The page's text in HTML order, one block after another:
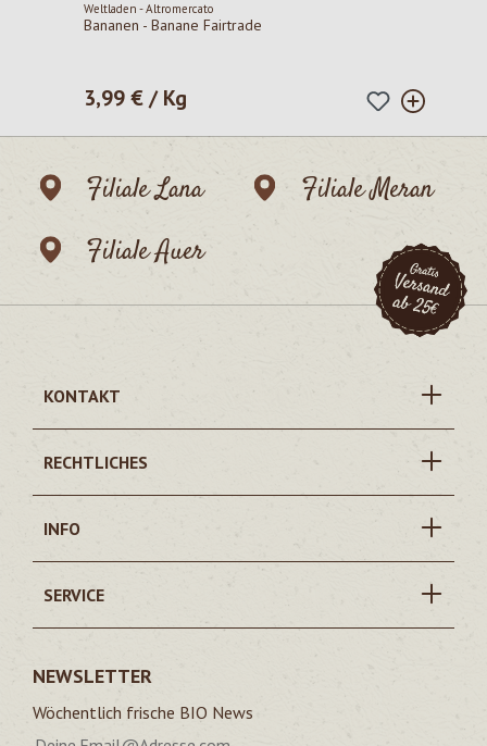
Weltladen - Altromercato
Bananen - Banane Fairtrade
Regulärer Preis:
3,99 € / Kg
Filiale Lana
Filiale Meran
Filiale Auer
KONTAKT
RECHTLICHES
INFO
SERVICE
NEWSLETTER
Wöchentlich frische BIO News